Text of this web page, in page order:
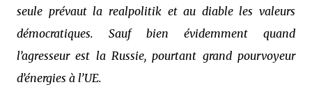
seule prévaut la realpolitik et au diable les valeurs
démocratiques. Sauf bien évidemment quand
l’agresseur est la Russie, pourtant grand pourvoyeur
d’énergies à l’UE.